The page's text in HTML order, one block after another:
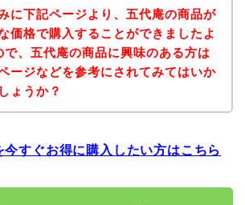
に下記ページより、五代庵の商品が
価格で購入することができましたよ
で、五代庵の商品に興味のある方は
ージなどを参考にされてみてはいか
ょうか？
今すぐお得に購入したい方はこちら